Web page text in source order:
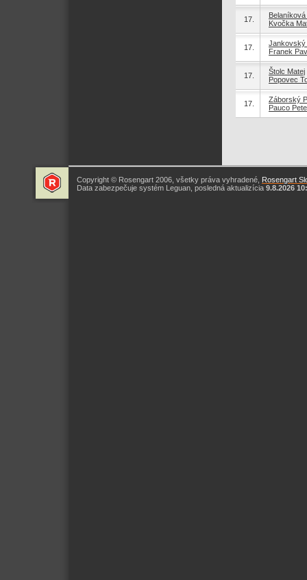
17.
Belaníková
Kvočka
17.
Jankovský
Franek
17.
Štolc Matej
Popovec
17.
Záborský
Pauco
Copyright © Rosengart 2006, všetky práva vyhradené, Rosengart
Data zabezpečuje systém Leguan, posledná aktualizícia 9.8.2026